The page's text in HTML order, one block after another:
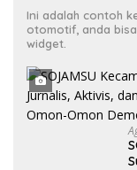
Ini adalah contoh
otomotif, anda
widget.